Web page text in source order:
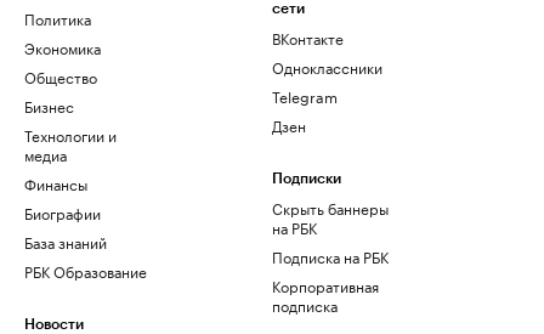
Политика
Экономика
Общество
Бизнес
Технологии и
медиа
Финансы
Биографии
База знаний
РБК Образование
Новости
сети
ВКонтакте
Одноклассники
Telegram
Дзен
Подписки
Скрыть баннеры
на РБК
Подписка на РБК
Корпоративная
подписка